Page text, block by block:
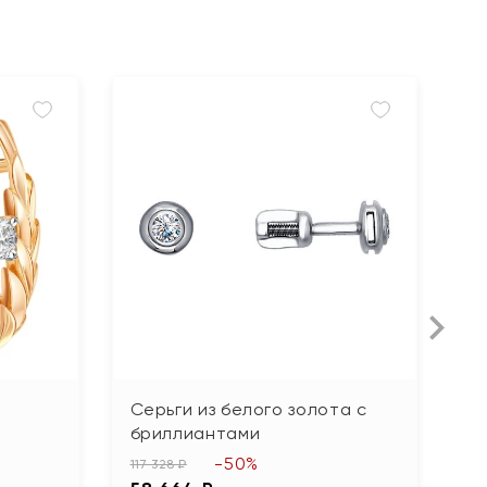
Серьги из белого золота с
бриллиантами
117 328 ₽ -50%